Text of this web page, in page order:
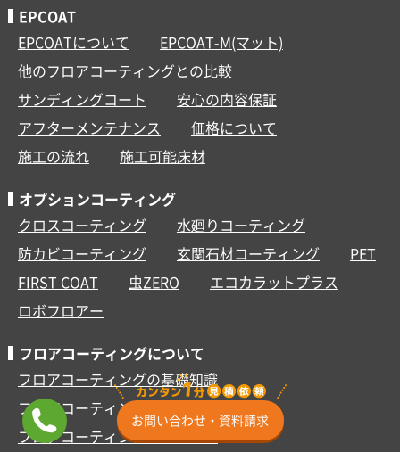
お問い合わせ・資料請求
EPCOAT
EPCOATについて
EPCOAT-M(マット)
他のフロアコーティングとの比較
サンディングコート
安心の内容保証
アフターメンテナンス
価格について
施工の流れ
施工可能床材
オプションコーティング
クロスコーティング
水廻りコーティング
防カビコーティング
玄関石材コーティング
PET
FIRST COAT
虫ZERO
エコカラットプラス
ロボフロアー
フロアコーティングについて
フロアコーティングの基礎知識
フロアコーティングの種類
フロアコーティングを行う理由